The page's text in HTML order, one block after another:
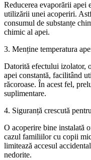
Reducerea evaporării apei
utilizării unei acoperiri.
consumul de substanțe
chimic al apei.
3. Menține temperatura
Datorită efectului izolator,
apei constantă, facilitând
răcoroase. În acest fel,
suplimentare.
4. Siguranță crescută
O acoperire bine instalată
cazul familiilor cu copii
limitează accesul
nedorite.